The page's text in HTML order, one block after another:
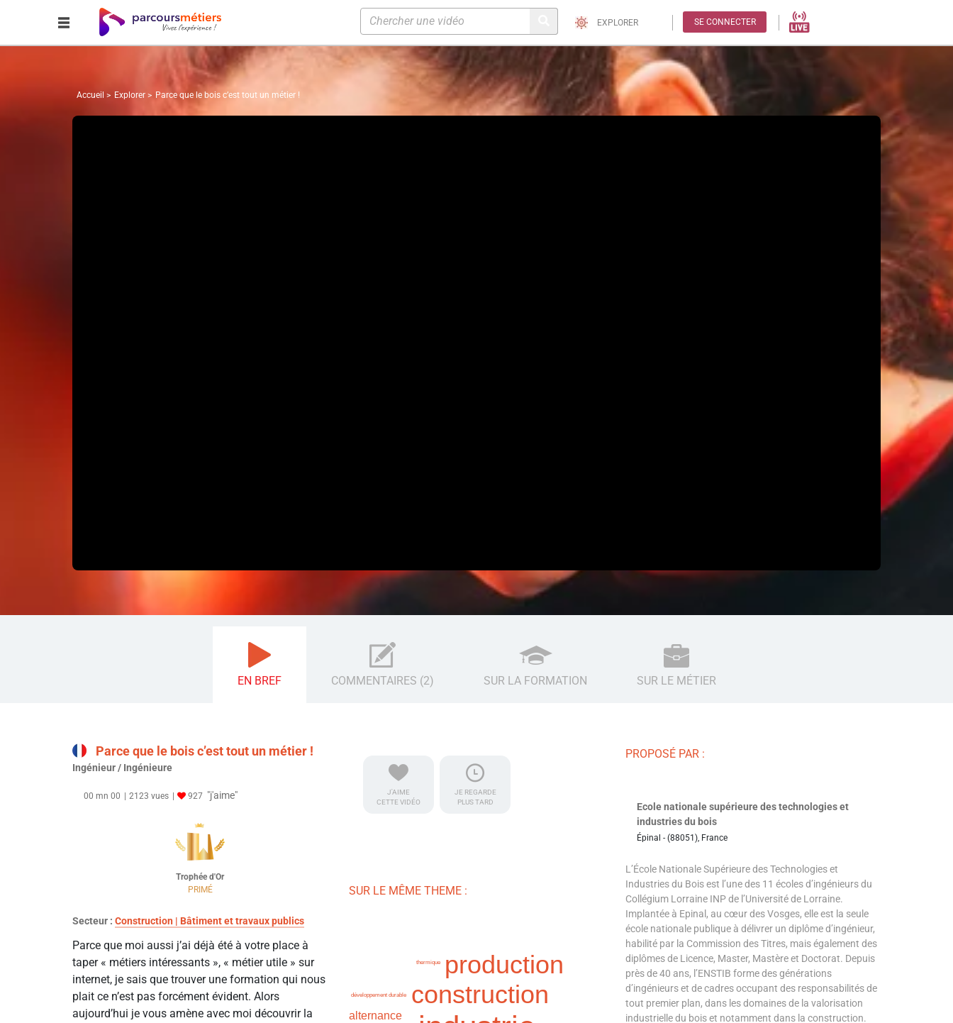
EXPLORER SE CONNECTER
Accueil Explorer Parce que le bois c’est tout un métier !
EN BREF COMMENTAIRES (2) SUR LA FORMATION SUR LE MÉTIER
Parce que le bois c’est tout un métier !
Ingénieur / Ingénieure
00 mn 00 2123 vues 927 "j'aime"
Trophée d'Or
PRIMÉ
Secteur : Construction | Bâtiment et travaux publics
Parce que moi aussi j’ai déjà été à votre place à
taper « métiers intéressants », « métier utile » sur
internet, je sais que trouver une formation qui nous
plait ce n’est pas forcément évident. Alors
aujourd’hui je vous amène avec moi découvrir la
J'AIME
CETTE VIDÉO
JE REGARDE
PLUS TARD
SUR LE MÊME THEME :
construction
production
alternance
développement durable
thermique
PROPOSÉ PAR :
Ecole nationale supérieure des technologies et
industries du bois
Épinal - (88051), France
L’École Nationale Supérieure des Technologies et
Industries du Bois est l’une des 11 écoles d’ingénieurs du
Collégium Lorraine INP de l’Université de Lorraine.
Implantée à Epinal, au cœur des Vosges, elle est la seule
école nationale publique à délivrer un diplôme d’ingénieur,
habilité par la Commission des Titres, mais également des
diplômes de Licence, Master, Mastère et Doctorat. Depuis
près de 40 ans, l’ENSTIB forme des générations
d’ingénieurs et de cadres occupant des responsabilités de
tout premier plan, dans les domaines de la valorisation
industrielle du bois et notamment dans la construction.